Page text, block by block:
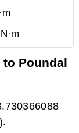
to Poundal